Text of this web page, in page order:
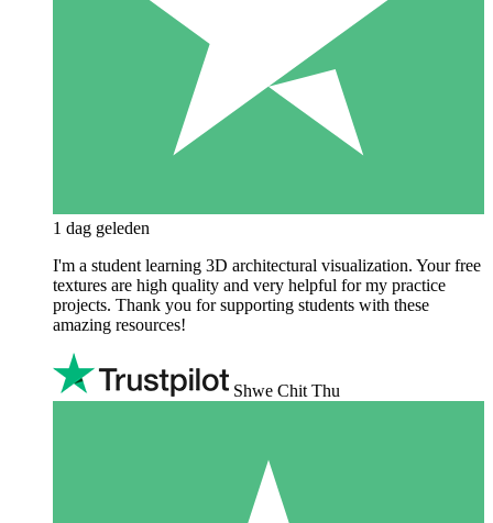
1 dag geleden
I'm a student learning 3D architectural visualization. Your free
textures are high quality and very helpful for my practice
projects. Thank you for supporting students with these
amazing resources!
Shwe Chit Thu